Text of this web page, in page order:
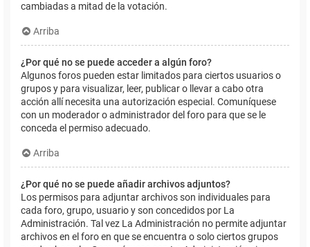
cambiadas a mitad de la votación.
Arriba
¿Por qué no se puede acceder a algún foro?
Algunos foros pueden estar limitados para ciertos usuarios o
grupos y para visualizar, leer, publicar o llevar a cabo otra
acción allí necesita una autorización especial. Comuníquese
con un moderador o administrador del foro para que se le
conceda el permiso adecuado.
Arriba
¿Por qué no se puede añadir archivos adjuntos?
Los permisos para adjuntar archivos son individuales para
cada foro, grupo, usuario y son concedidos por La
Administración. Tal vez La Administración no permite adjuntar
archivos en el foro en que se encuentra o solo ciertos grupos